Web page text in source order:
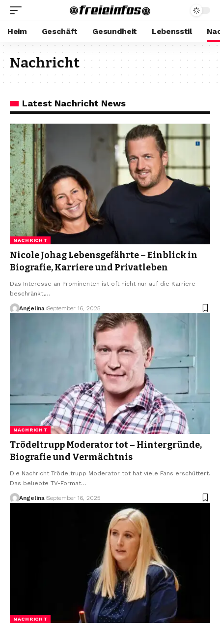
Heim Geschäft Gesundheit Lebensstil
Nachricht
Latest Nachricht News
NACHRICHT
Nicole Johag Lebensgefährte – Einblick in
Biografie, Karriere und Privatleben
Das Interesse an Prominenten ist oft nicht nur auf die Karriere
beschränkt,…
Angelina September 16, 2025
NACHRICHT
Trödeltrupp Moderator tot – Hintergründe,
Biografie und Vermächtnis
Die Nachricht Trödeltrupp Moderator tot hat viele Fans erschüttert.
Das beliebte TV-Format…
Angelina September 16, 2025
NACHRICHT